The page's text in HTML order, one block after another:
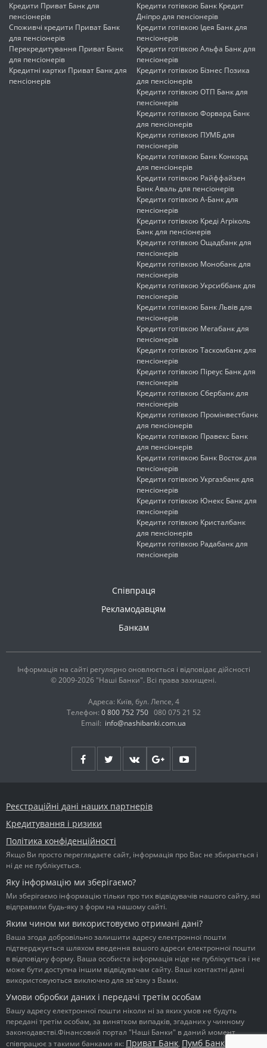
Кредити Приват Банк для
пенсіонерів
Споживчі кредити Приват Банк
для пенсіонерів
Перекредитування Приват Банк
для пенсіонерів
Кредитні картки Приват Банк для
пенсіонерів
Кредити готівкою Банк Кредит
Дніпро для пенсіонерів
Кредити готівкою Ідея Банк для
пенсіонерів
Кредити готівкою Альфа Банк для
пенсіонерів
Кредити готівкою Бізнес Позика
для пенсіонерів
Кредити готівкою ОТП Банк для
пенсіонерів
Кредити готівкою Форвард Банк
для пенсіонерів
Кредити готівкою ПУМБ для
пенсіонерів
Кредити готівкою Банк Конкорд
для пенсіонерів
Кредити готівкою Райффайзен
Банк Аваль для пенсіонерів
Кредити готівкою А-Банк для
пенсіонерів
Кредити готівкою Креді Агріколь
Банк для пенсіонерів
Кредити готівкою Ощадбанк для
пенсіонерів
Кредити готівкою Монобанк для
пенсіонерів
Кредити готівкою Укрсиббанк для
пенсіонерів
Кредити готівкою Банк Львів для
пенсіонерів
Кредити готівкою Мегабанк для
пенсіонерів
Кредити готівкою Таскомбанк для
пенсіонерів
Кредити готівкою Піреус Банк для
пенсіонерів
Кредити готівкою Сбербанк для
пенсіонерів
Кредити готівкою Промінвестбанк
для пенсіонерів
Кредити готівкою Правекс Банк
для пенсіонерів
Кредити готівкою Банк Восток для
пенсіонерів
Кредити готівкою Укргазбанк для
пенсіонерів
Кредити готівкою Юнекс Банк для
пенсіонерів
Кредити готівкою Кристалбанк
для пенсіонерів
Кредити готівкою Радабанк для
пенсіонерів
Співпраця
Рекламодавцям
Банкам
Інформація на сайті регулярно оновлюється і відповідає дійсності
© 2009-2026 "Наші Банки". Всі права захищені.
Адреса: Київ, бул. Лепсе, 4
Телефон: 0 800 752 750 080 075 21 52
Email: info@nashibanki.com.ua
Реєстраційні дані наших партнерів
Кредитування і ризики
Політика конфіденційності
Якщо Ви просто переглядаєте сайт, інформація про Вас не збирається і
ні де не публікується.
Яку інформацію ми зберігаємо?
Ми зберігаємо інформацію тільки про тих відвідувачів нашого сайту, які
відправили будь-яку з форм на нашому сайті.
Яким чином ми використовуємо отримані дані?
Ваша згода добровільно залишити адресу електронної пошти
підтверджується шляхом введення вашого адреси електронної пошти
в відповідну форму. Ваша особиста інформація ніде не публікується і не
може бути доступна іншим відвідувачам сайту. Ваші контактні дані
використовуються виключно для зв'язку з Вами.
Умови обробки даних і передачі третім особам
Вашу адресу електронної пошти ніколи ні за яких умов не будуть
передані третім особам, за винятком випадків, згаданих у чинному
законодавстві.Фінансовий портал "Наші Банки" в даний момент
співпрацює з такими банками як: Приват Банк, Пумб Банк